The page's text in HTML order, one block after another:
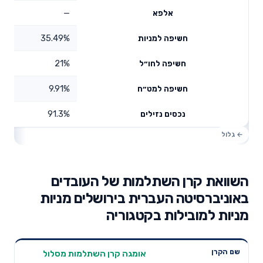
אלפא —
חשיפה למניות 35.49%
חשיפה לחו״ל 21%
חשיפה למט״ח 9.91%
נכסים נזילים 91.3%
השוואת קרן השתלמות של העובדים
באוניברסיטה העברית בירושלים מניות
מניות למובילות בקטגוריה
תשואה
דמי ניהול
אומגה קרן השתלמות מסלול